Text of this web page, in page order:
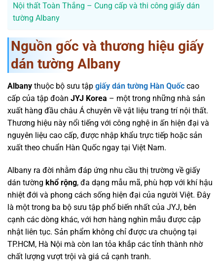
Nội thất Toàn Thắng – Cung cấp và thi công giấy dán
tường Albany
Nguồn gốc và thương hiệu giấy
dán tường Albany
Albany thuộc bộ sưu tập giấy dán tường Hàn Quốc cao
cấp của tập đoàn JYJ Korea – một trong những nhà sản
xuất hàng đầu châu Á chuyên về vật liệu trang trí nội thất.
Thương hiệu này nổi tiếng với công nghệ in ấn hiện đại và
nguyên liệu cao cấp, được nhập khẩu trực tiếp hoặc sản
xuất theo chuẩn Hàn Quốc ngay tại Việt Nam.
Albany ra đời nhằm đáp ứng nhu cầu thị trường về giấy
dán tường khổ rộng, đa dạng mẫu mã, phù hợp với khí hậu
nhiệt đới và phong cách sống hiện đại của người Việt. Đây
là một trong ba bộ sưu tập phổ biến nhất của JYJ, bên
cạnh các dòng khác, với hơn hàng nghìn mẫu được cập
nhật liên tục. Sản phẩm không chỉ được ưa chuộng tại
TP.HCM, Hà Nội mà còn lan tỏa khắp các tỉnh thành nhờ
chất lượng vượt trội và giá cả cạnh tranh.